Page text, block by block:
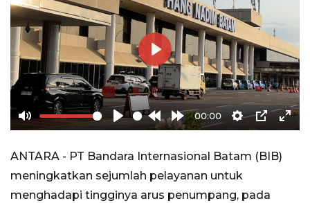
Mute Play
RewindForward
10s
00:00
Settings
PIP
Play
ANTARA - PT Bandara Internasional Batam (BIB)
meningkatkan sejumlah pelayanan untuk
menghadapi tingginya arus penumpang, pada